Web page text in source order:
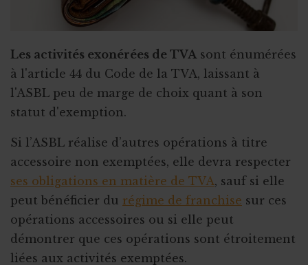
Les activités exonérées de TVA sont énumérées
à l'article 44 du Code de la TVA, laissant à
l'ASBL peu de marge de choix quant à son
statut d'exemption.
Si l’ASBL réalise d’autres opérations à titre
accessoire non exemptées, elle devra respecter
ses obligations en matière de TVA, sauf si elle
peut bénéficier du régime de franchise sur ces
opérations accessoires ou si elle peut
démontrer que ces opérations sont étroitement
liées aux activités exemptées.